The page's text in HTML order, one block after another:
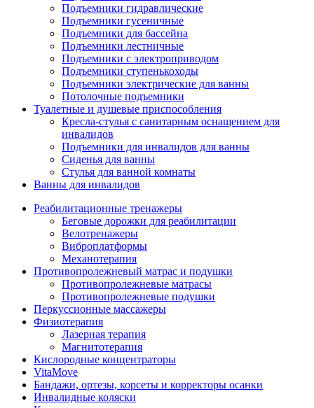
Подъемники гидравлические
Подъемники гусеничные
Подъемники для бассейна
Подъемники лестничные
Подъемники с электроприводом
Подъемники ступенькоходы
Подъемники электрические для ванны
Потолочные подъемники
Туалетные и душевые приспособления
Кресла-стулья с санитарным оснащением для
инвалидов
Подъемники для инвалидов для ванны
Сиденья для ванны
Стулья для ванной комнаты
Ванны для инвалидов
Реабилитационные тренажеры
Беговые дорожки для реабилитации
Велотренажеры
Виброплатформы
Механотерапия
Противопролежневый матрас и подушки
Противопролежневые матрасы
Противопролежневые подушки
Перкуссионные массажеры
Физиотерапия
Лазерная терапия
Магнитотерапия
Кислородные концентраторы
VitaMove
Бандажи, ортезы, корсеты и корректоры осанки
Инвалидные коляски